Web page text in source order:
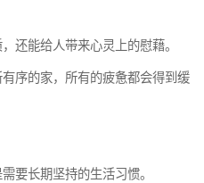
还能给人带来心灵上的慰藉。
序的家，所有的疲惫都会得到缓
要长期坚持的生活习惯。